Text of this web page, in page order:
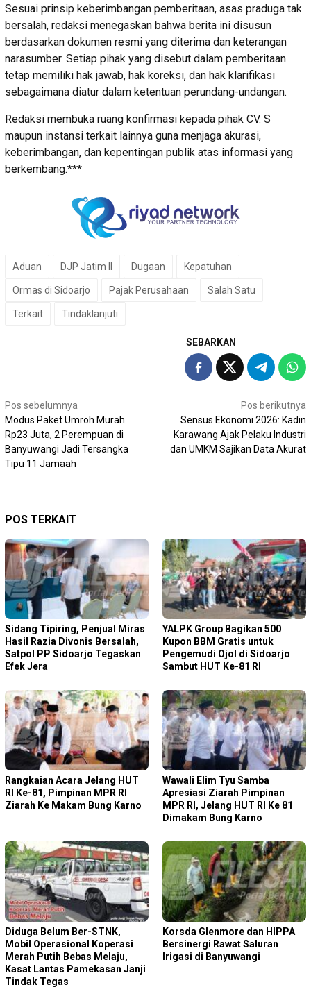
Sesuai prinsip keberimbangan pemberitaan, asas praduga tak
bersalah, redaksi menegaskan bahwa berita ini disusun
berdasarkan dokumen resmi yang diterima dan keterangan
narasumber. Setiap pihak yang disebut dalam pemberitaan
tetap memiliki hak jawab, hak koreksi, dan hak klarifikasi
sebagaimana diatur dalam ketentuan perundang-undangan.
Redaksi membuka ruang konfirmasi kepada pihak CV. S
maupun instansi terkait lainnya guna menjaga akurasi,
keberimbangan, dan kepentingan publik atas informasi yang
berkembang.***
Aduan DJP Jatim II Dugaan Kepatuhan
Ormas di Sidoarjo Pajak Perusahaan Salah Satu
Terkait Tindaklanjuti
SEBARKAN
Navigasi
pos
Pos sebelumnya
Modus Paket Umroh Murah
Rp23 Juta, 2 Perempuan di
Banyuwangi Jadi Tersangka
Tipu 11 Jamaah
Pos berikutnya
Sensus Ekonomi 2026: Kadin
Karawang Ajak Pelaku Industri
dan UMKM Sajikan Data Akurat
POS TERKAIT
Sidang Tipiring, Penjual Miras
Hasil Razia Divonis Bersalah,
Satpol PP Sidoarjo Tegaskan
Efek Jera
YALPK Group Bagikan 500
Kupon BBM Gratis untuk
Pengemudi Ojol di Sidoarjo
Sambut HUT Ke-81 RI
Rangkaian Acara Jelang HUT
RI Ke-81, Pimpinan MPR RI
Ziarah Ke Makam Bung Karno
Wawali Elim Tyu Samba
Apresiasi Ziarah Pimpinan
MPR RI, Jelang HUT RI Ke 81
Dimakam Bung Karno
‎Diduga Belum Ber-STNK,
Mobil Operasional Koperasi
Merah Putih Bebas Melaju,
Kasat Lantas Pamekasan Janji
Tindak Tegas
Korsda Glenmore dan HIPPA
Bersinergi Rawat Saluran
Irigasi di Banyuwangi